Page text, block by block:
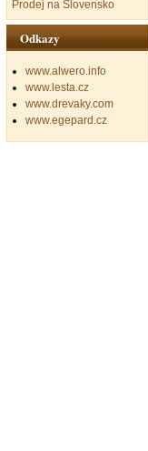
Prodej na Slovensko
Odkazy
www.alwero.info
www.lesta.cz
www.drevaky.com
www.egepard.cz